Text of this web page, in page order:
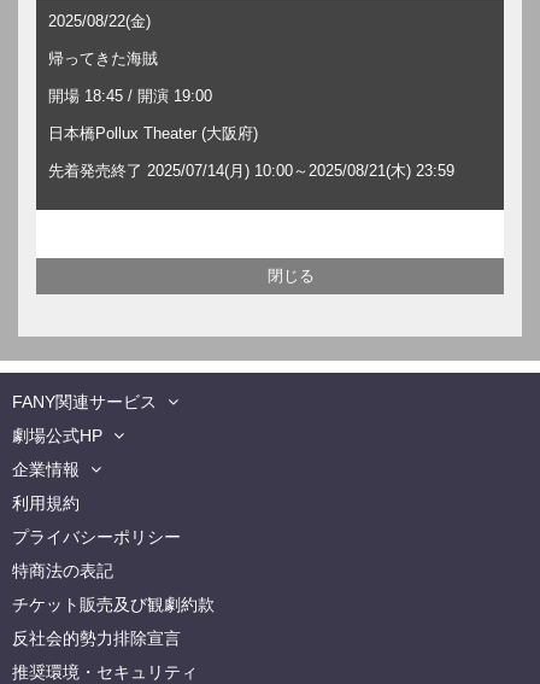
2025/08/22(金)
帰ってきた海賊
開場 18:45 / 開演 19:00
日本橋Pollux Theater (大阪府)
先着発売終了 2025/07/14(月) 10:00～2025/08/21(木) 23:59
FANY関連サービス
劇場公式HP
企業情報
利用規約
プライバシーポリシー
特商法の表記
チケット販売及び観劇約款
反社会的勢力排除宣言
推奨環境・セキュリティ